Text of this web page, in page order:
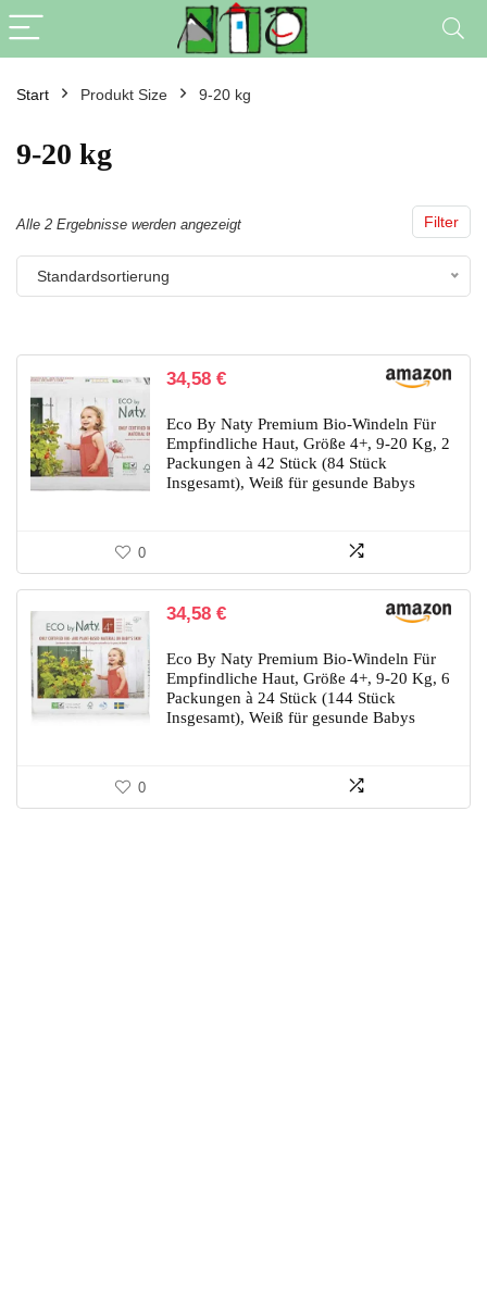
Start Produkt Size 9-20 kg
9-20 kg
Filter
Alle 2 Ergebnisse werden angezeigt
Standardsortierung
34,58 €
Eco By Naty Premium Bio-Windeln Für
Empfindliche Haut, Größe 4+, 9-20 Kg, 2
Packungen à 42 Stück (84 Stück
Insgesamt), Weiß für gesunde Babys
0
34,58 €
Eco By Naty Premium Bio-Windeln Für
Empfindliche Haut, Größe 4+, 9-20 Kg, 6
Packungen à 24 Stück (144 Stück
Insgesamt), Weiß für gesunde Babys
0